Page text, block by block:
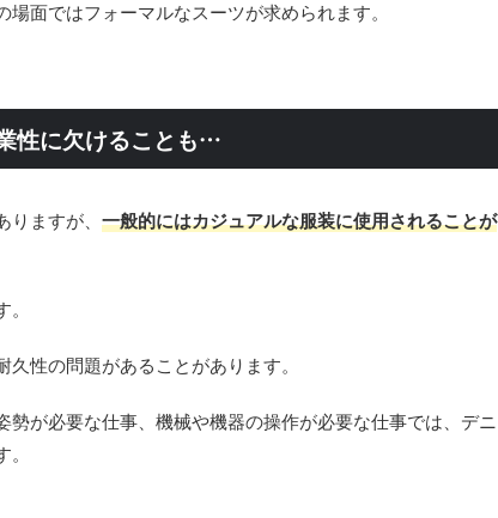
面ではフォーマルなスーツが求められます。
性に欠けることも…
ますが、 一般的にはカジュアルな服装に使用されることが
性の問題があることがあります。
勢が必要な仕事、機械や機器の操作が必要な仕事では、デニ